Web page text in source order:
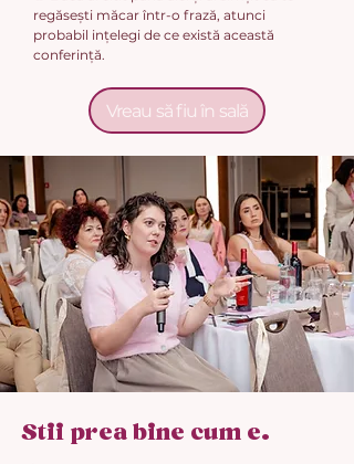
regăsești măcar într-o frază, atunci
probabil ințelegi de ce există această
conferință.
Vreau să fiu în sală
Stii prea bine cum e.